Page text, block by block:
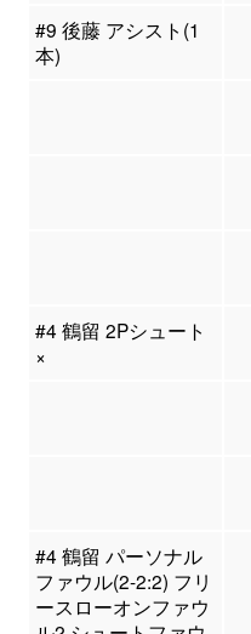
#9 後藤 アシスト(1
本)
#4 鶴留 2Pシュート
×
#4 鶴留 パーソナル
ファウル(2-2:2) フリ
ースローオンファウ